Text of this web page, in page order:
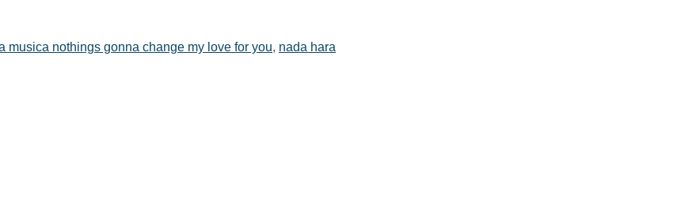
musica nothings gonna change my love for you, nada hara